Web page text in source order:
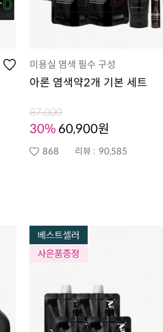
미용실 염색 필수 구성
아론 염색약2개 기본 세트
87,000
30% 60,900원
868 리뷰 : 90,585